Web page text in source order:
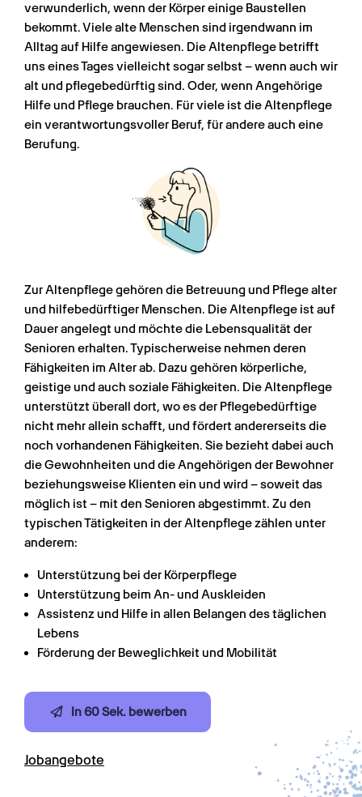
verwunderlich, wenn der Körper einige Baustellen
bekommt. Viele alte Menschen sind irgendwann im
Alltag auf Hilfe angewiesen. Die Altenpflege betrifft
uns eines Tages vielleicht sogar selbst – wenn auch wir
alt und pflegebedürftig sind. Oder, wenn Angehörige
Hilfe und Pflege brauchen. Für viele ist die Altenpflege
ein verantwortungsvoller Beruf, für andere auch eine
Berufung.
Zur Altenpflege gehören die Betreuung und Pflege alter
und hilfebedürftiger Menschen. Die Altenpflege ist auf
Dauer angelegt und möchte die Lebensqualität der
Senioren erhalten. Typischerweise nehmen deren
Fähigkeiten im Alter ab. Dazu gehören körperliche,
geistige und auch soziale Fähigkeiten. Die Altenpflege
unterstützt überall dort, wo es der Pflegebedürftige
nicht mehr allein schafft, und fördert andererseits die
noch vorhandenen Fähigkeiten. Sie bezieht dabei auch
die Gewohnheiten und die Angehörigen der Bewohner
beziehungsweise Klienten ein und wird – soweit das
möglich ist – mit den Senioren abgestimmt. Zu den
typischen Tätigkeiten in der Altenpflege zählen unter
anderem:
Unterstützung bei der Körperpflege
Unterstützung beim An- und Auskleiden
Assistenz und Hilfe in allen Belangen des täglichen
Lebens
Förderung der Beweglichkeit und Mobilität
In 60 Sek. bewerben
Jobangebote